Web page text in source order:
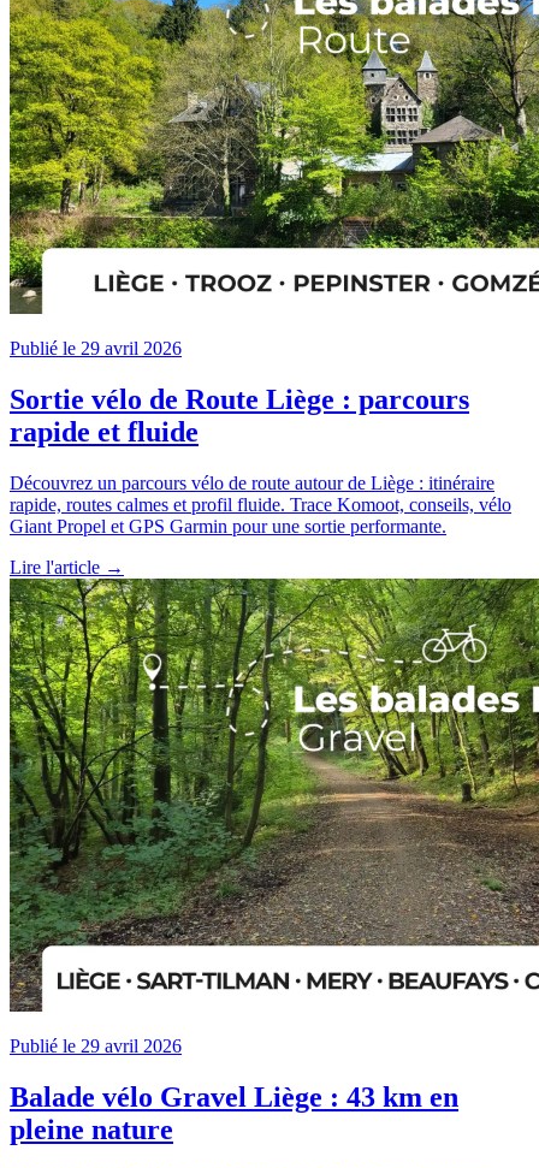
Publié le 29 avril 2026
Sortie vélo de Route Liège : parcours
rapide et fluide
Découvrez un parcours vélo de route autour de Liège : itinéraire
rapide, routes calmes et profil fluide. Trace Komoot, conseils, vélo
Giant Propel et GPS Garmin pour une sortie performante.
Lire l'article →
Publié le 29 avril 2026
Balade vélo Gravel Liège : 43 km en
pleine nature